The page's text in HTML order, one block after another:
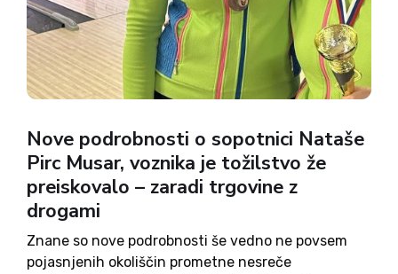
Nove podrobnosti o sopotnici Nataše
Pirc Musar, voznika je tožilstvo že
preiskovalo – zaradi trgovine z
drogami
Znane so nove podrobnosti še vedno ne povsem
pojasnjenih okoliščin prometne nesreče